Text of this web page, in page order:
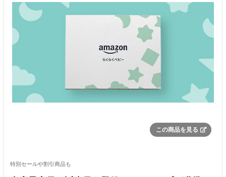
この商品を見る
特別セールや割引商品も